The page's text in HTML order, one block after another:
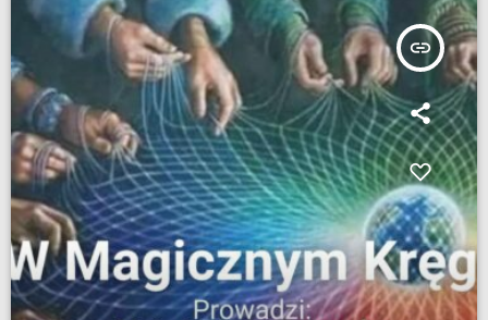
insert_link